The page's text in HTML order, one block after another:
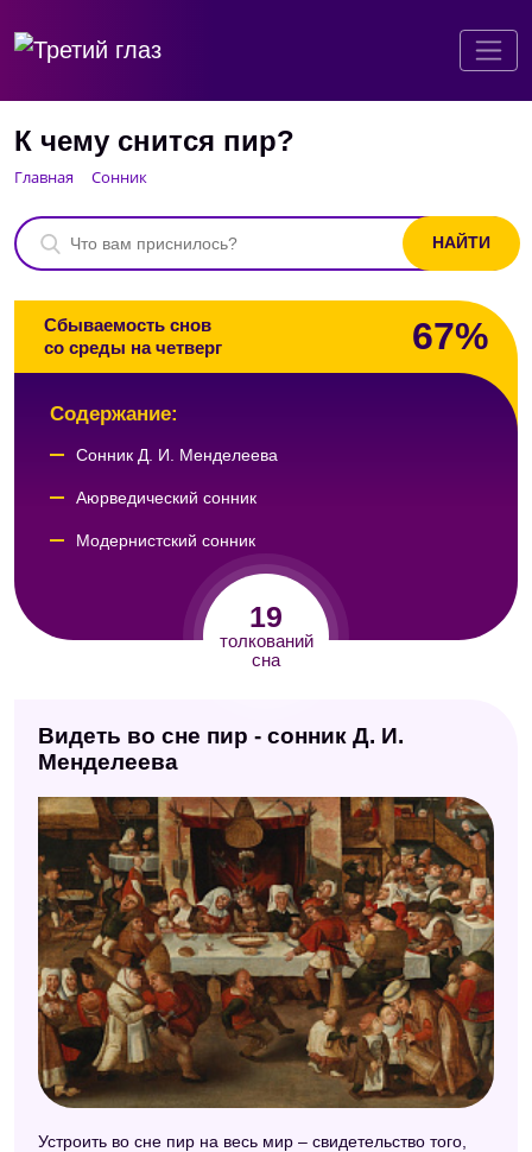
К чему снится пир?
Главная Сонник
Сбываемость снов
со среды на четверг
67%
19
толкований
сна
Содержание:
Сонник Д. И. Менделеева
Аюрведический сонник
Модернистский сонник
Сонник Кассандры
Сонник Кананита
Семейный сонник
Сонник целительницы Федоровской
Сонник Таболкина
Китайский сонник
Цыганский сонник
Сонник XXI века
Сонник Таро
Электронный сонник
Астрологический сонник
Видеть во сне пир - сонник Д. И.
Менделеева
Устроить во сне пир на весь мир – свидетельство того,